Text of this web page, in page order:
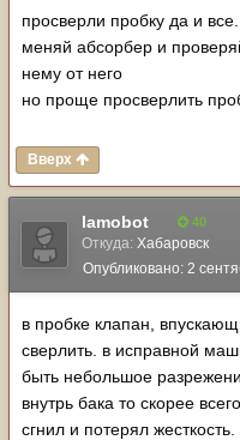
просверли пробку да и все.
меняй абсорбер и
нему от него
но проще просверлить
Вверх
lamobot 40
Откуда: Хабаровск
Опубликовано: 2
в пробке клапан,
сверлить. в исправной
быть небольшое
внутрь бака то скорее
сгнил и потерял жесткость.